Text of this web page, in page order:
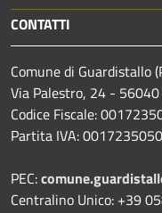
CONTATTI
Comune di Guardistallo
Via Palestro, 24 - 56040
Codice Fiscale:
Partita IVA:
PEC:
Centralino Unico: +39